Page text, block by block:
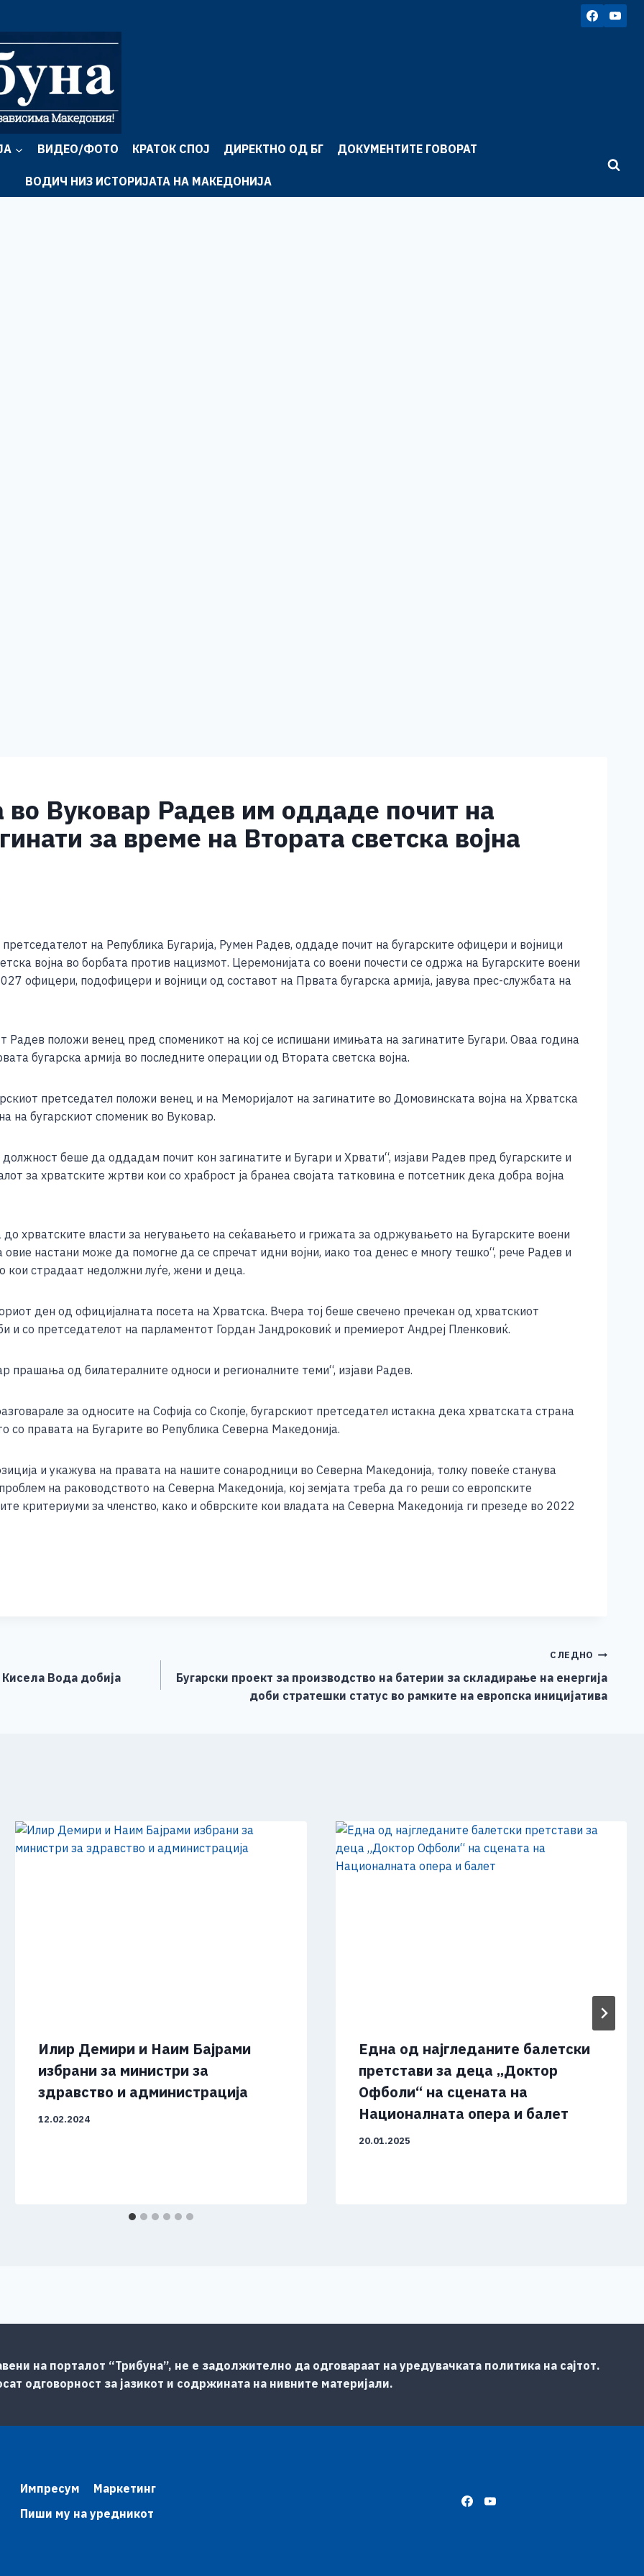
ВИДЕО/ФОТО КРАТОК СПОЈ ДИРЕКТНО ОД БГ ДОКУМЕНТИТЕ ГОВОРАТ
ВОДИЧ НИЗ ИСТОРИЈАТА НА МАКЕДОНИЈА
во Вуковар Радев им оддаде почит на
за време на Втората светска војна
на Република Бугарија, Румен Радев, оддаде почит на бугарските офицери и војници
војна во борбата против нацизмот. Церемонијата со воени почести се одржа на Бугарските воени
офицери, подофицери и војници од составот на Првата бугарска армија, јавува прес-службата на
Радев положи венец пред споменикот на кој се испишани имињата на загинатите Бугари. Оваа година
бугарска армија во последните операции од Втората светска војна.
претседател положи венец и на Меморијалот на загинатите во Домовинската војна на Хрватска
на бугарскиот споменик во Вуковар.
должност беше да оддадам почит кон загинатите и Бугари и Хрвати“, изјави Радев пред бугарските и
за хрватските жртви кои со храброст ја бранеа својата татковина е потсетник дека добра војна
хрватските власти за негувањето на сеќавањето и грижата за одржувањето на Бугарските воени
настани може да помогне да се спречат идни војни, иако тоа денес е многу тешко“, рече Радев и
кои страдаат недолжни луѓе, жени и деца.
ден од официјалната посета на Хрватска. Вчера тој беше свечено пречекан од хрватскиот
и со претседателот на парламентот Гордан Јандроковиќ и премиерот Андреј Пленковиќ.
прашања од билатералните односи и регионалните теми“, изјави Радев.
за односите на Софија со Скопје, бугарскиот претседател истакна дека хрватската страна
правата на Бугарите во Република Северна Македонија.
и укажува на правата на нашите сонародници во Северна Македонија, толку повеќе станува
на раководството на Северна Македонија, кој земјата треба да го реши со европските
критериуми за членство, како и обврските кои владата на Северна Македонија ги презеде во 2022
Вода добија
СЛЕДНО
Бугарски проект за производство на батерии за складирање на енергија
доби стратешки статус во рамките на европска иницијатива
Илир Демири и Наим Бајрами
избрани за министри за
здравство и администрација
12.02.2024
Една од најгледаните балетски
претстави за деца „Доктор
Офболи“ на сцената на
Националната опера и балет
20.01.2025
на порталот “Трибуна”, не е задолжително да одговараат на уредувачката политика на сајтот.
одговорност за јазикот и содржината на нивните материјали.
Импресум
Маркетинг
Пиши му на уредникот